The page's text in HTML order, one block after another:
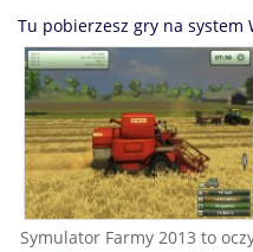
Tu pobierzesz gry na system
Symulator Farmy 2013 to